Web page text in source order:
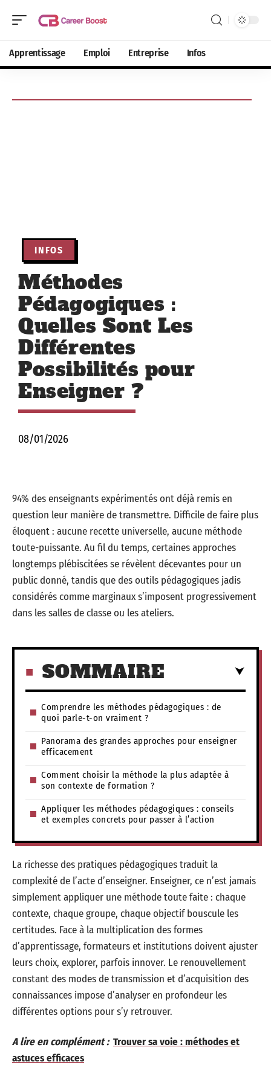
Apprentissage Emploi Entreprise Infos
INFOS
Méthodes
Pédagogiques :
Quelles Sont Les
Différentes
Possibilités pour
Enseigner ?
08/01/2026
94% des enseignants expérimentés ont déjà remis en
question leur manière de transmettre. Difficile de faire plus
éloquent : aucune recette universelle, aucune méthode
toute-puissante. Au fil du temps, certaines approches
longtemps plébiscitées se révèlent décevantes pour un
public donné, tandis que des outils pédagogiques jadis
considérés comme marginaux s’imposent progressivement
dans les salles de classe ou les ateliers.
SOMMAIRE
Comprendre les méthodes pédagogiques : de
quoi parle-t-on vraiment ?
Panorama des grandes approches pour enseigner
efficacement
Comment choisir la méthode la plus adaptée à
son contexte de formation ?
Appliquer les méthodes pédagogiques : conseils
et exemples concrets pour passer à l’action
La richesse des pratiques pédagogiques traduit la
complexité de l’acte d’enseigner. Enseigner, ce n’est jamais
simplement appliquer une méthode toute faite : chaque
contexte, chaque groupe, chaque objectif bouscule les
certitudes. Face à la multiplication des formes
d’apprentissage, formateurs et institutions doivent ajuster
leurs choix, explorer, parfois innover. Le renouvellement
constant des modes de transmission et d’acquisition des
connaissances impose d’analyser en profondeur les
différentes options pour s’y retrouver.
A lire en complément : Trouver sa voie : méthodes et
astuces efficaces